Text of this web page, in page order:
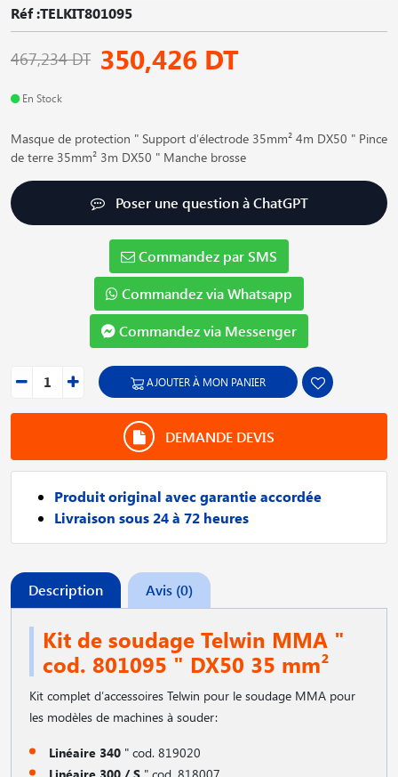
Réf :TELKIT801095
467,234 DT 350,426 DT
En Stock
Masque de protection " Support d′électrode 35mm² 4m DX50 " Pince
de terre 35mm² 3m DX50 " Manche brosse
Poser une question à ChatGPT
Commandez par SMS
Commandez via Whatsapp
Commandez via Messenger
AJOUTER À MON PANIER
DEMANDE DEVIS
Produit original avec garantie accordée
Livraison sous 24 à 72 heures
Description Avis (0)
Kit de soudage Telwin MMA "
cod. 801095 " DX50 35 mm²
Kit complet d′accessoires Telwin pour le soudage MMA pour
les modèles de machines à souder:
Linéaire 340 " cod. 819020